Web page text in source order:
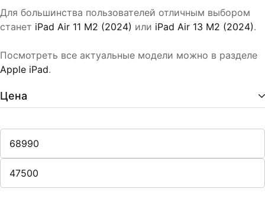
Для большинства пользователей отличным выбором
станет iPad Air 11 M2 (2024) или iPad Air 13 M2 (2024).
Посмотреть все актуальные модели можно в разделе
Apple iPad.
Цена